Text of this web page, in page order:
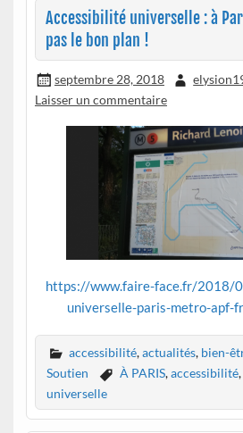
Accessibilité universelle : à
pas le bon plan !
septembre 28, 2018
Laisser un commentaire
https://www.faire-face.fr/2018/
universelle-paris-metro-apf-
accessibilité,actualités, bien-
Soutien
À PARIS,accessibilité,
universelle